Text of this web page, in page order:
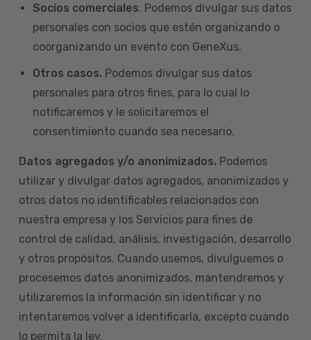
Socios comerciales. Podemos divulgar sus datos
personales con socios que estén organizando o
coorganizando un evento con GeneXus.
Otros casos. Podemos divulgar sus datos
personales para otros fines, para lo cual lo
notificaremos y le solicitaremos el
consentimiento cuando sea necesario.
Datos agregados y/o anonimizados. Podemos
utilizar y divulgar datos agregados, anonimizados y
otros datos no identificables relacionados con
nuestra empresa y los Servicios para fines de
control de calidad, análisis, investigación, desarrollo
y otros propósitos. Cuando usemos, divulguemos o
procesemos datos anonimizados, mantendremos y
utilizaremos la información sin identificar y no
intentaremos volver a identificarla, excepto cuando
lo permita la ley.